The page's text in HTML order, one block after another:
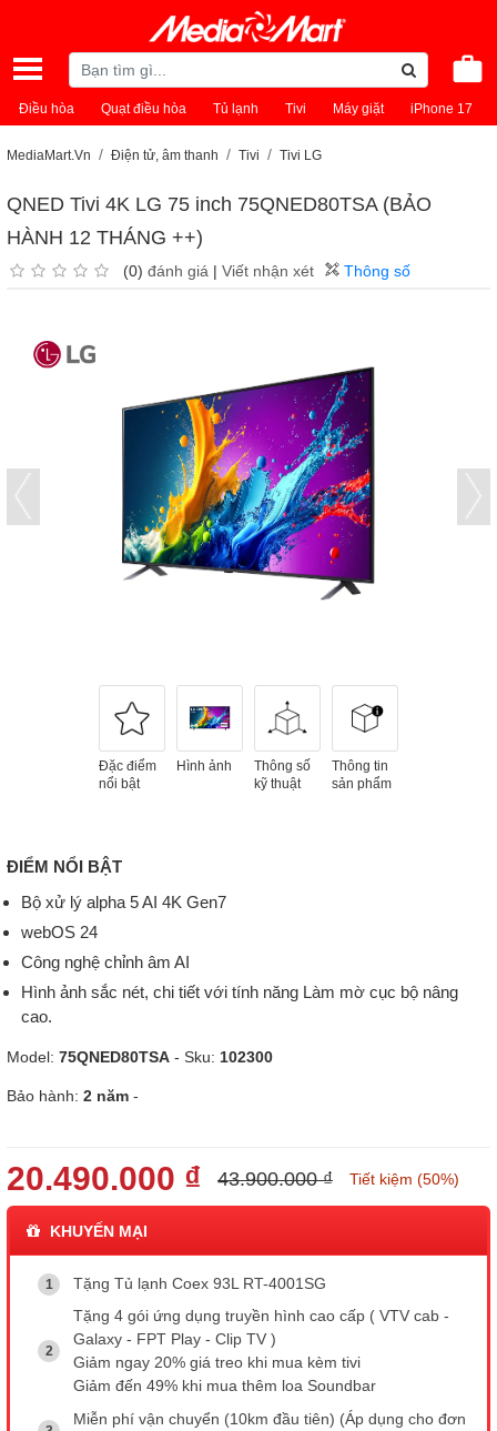
Điều hòa Quạt điều hòa Tủ lạnh Tivi Máy giặt iPhone 17
MediaMart.Vn Điện tử, âm thanh Tivi Tivi LG
QNED Tivi 4K LG 75 inch 75QNED80TSA (BẢO
HÀNH 12 THÁNG ++)
(0) đánh giá | Viết nhận xét Thông số
Đặc điểm
nổi bật
Hình ảnh
Thông số
kỹ thuật
Thông tin
sản phẩm
ĐIỂM NỔI BẬT
Bộ xử lý alpha 5 AI 4K Gen7
webOS 24
Công nghệ chỉnh âm AI
Hình ảnh sắc nét, chi tiết với tính năng Làm mờ cục bộ nâng
cao.
Model: 75QNED80TSA - Sku: 102300
Bảo hành: 2 năm -
20.490.000 ₫ 43.900.000 ₫ Tiết kiệm (50%)
KHUYẾN MẠI
Tặng Tủ lạnh Coex 93L RT-4001SG
Tặng 4 gói ứng dụng truyền hình cao cấp ( VTV cab -
Galaxy - FPT Play - Clip TV )
Giảm ngay 20% giá treo khi mua kèm tivi
Giảm đến 49% khi mua thêm loa Soundbar
Miễn phí vận chuyển (10km đầu tiên) (Áp dụng cho đơn